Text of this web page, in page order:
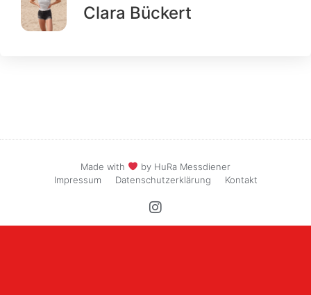
Clara Bückert
Made with
by HuRa Messdiener
Impressum
Datenschutzerklärung Kontakt